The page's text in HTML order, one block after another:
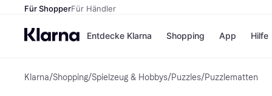
Für ShopperFür Händler
Entdecke Klarna
Zahlungsmethoden
Shopping
Shops
App Hilfe
Klarna/Shopping/Spielzeug & Hobbys/Puzzles/Puzzlematten